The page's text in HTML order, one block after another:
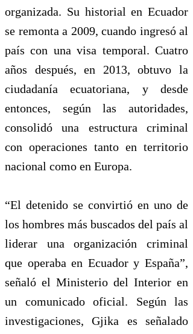
organizada. Su historial en Ecuador
se remonta a 2009, cuando ingresó al
país con una visa temporal. Cuatro
años después, en 2013, obtuvo la
ciudadanía ecuatoriana, y desde
entonces, según las autoridades,
consolidó una estructura criminal
con operaciones tanto en territorio
nacional como en Europa.
“El detenido se convirtió en uno de
los hombres más buscados del país al
liderar una organización criminal
que operaba en Ecuador y España”,
señaló el Ministerio del Interior en
un comunicado oficial. Según las
investigaciones, Gjika es señalado